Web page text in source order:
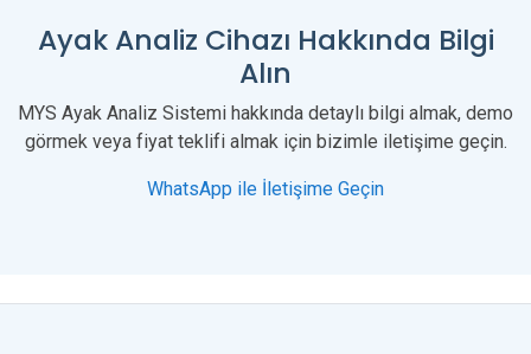
Ayak Analiz Cihazı Hakkında Bilgi
Alın
MYS Ayak Analiz Sistemi hakkında detaylı bilgi almak, demo
görmek veya fiyat teklifi almak için bizimle iletişime geçin.
WhatsApp ile İletişime Geçin